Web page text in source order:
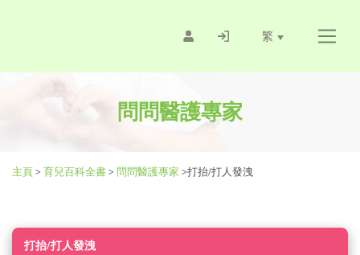
繁
問問醫護專家
主頁> 育兒百科全書> 問問醫護專家 >打抬/打人發洩
打抬/打人發洩